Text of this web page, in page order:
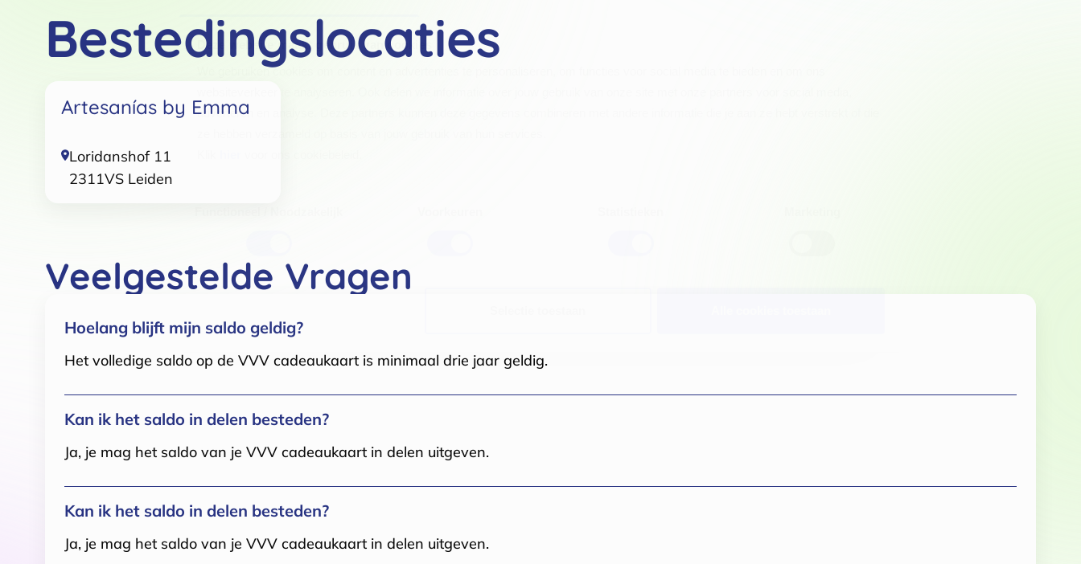
Deze website maakt gebruik van cookies
We gebruiken cookies om content en advertenties te personaliseren, om functies voor social media te bieden en om ons
adverteren en analyse. Deze partners kunnen deze gegevens combineren met andere informatie die je aan ze hebt verstrekt of die
Bestedingslocaties
Artesanías by Emma
Loridanshof 11
2311VS Leiden
Veelgestelde Vragen
Hoelang blijft mijn saldo geldig?
Het volledige saldo op de VVV cadeaukaart is minimaal drie jaar geldig.
Kan ik het saldo in delen besteden?
Ja, je mag het saldo van je VVV cadeaukaart in delen uitgeven.
Kan ik het saldo in delen besteden?
Ja, je mag het saldo van je VVV cadeaukaart in delen uitgeven.